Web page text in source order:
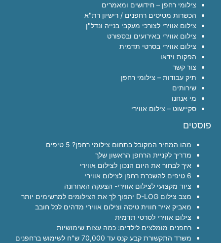
צילומי רחפן – חידושים ומאמרים
הכשרות מטיסים רחפנים / רישיון רת"א
צילום אווירי לצורכי מעקבי בנייה ונדל"ן
צילום אווירי באירועים ובספורט
צילום אווירי בסרטי תדמית
הפקות וידאו
צור קשר
תיק עבודות – צילומי רחפן
שירותים
מי אנחנו
סקיישוט – צילום אווירי
פוסטים
מהו המחיר המקובל בתחום צילומי רחפן? 5 טיפים
מדריך לקניית הרחפן הראשון שלך
איך לבחור את היום הנכון לצילום אווירי
6 טיפים להשכרת רחפן לצילום אווירי
ציוד מקצועי לצילום אווירי- הצעקה האחרונה
מצב צילום D-LOG יהפוך לך את הצילומים למרשימים יותר
מאביק אייר חווית טיסה וצילום אווירי מדהים לכל חובב
צילום אווירי לסרטי תדמית
רחפנים מומלצים לילדים: כמה עצות שימושיות
משרד התקשורת קבע קנס עד 70,000 ש"ח לשימוש ברחפנים